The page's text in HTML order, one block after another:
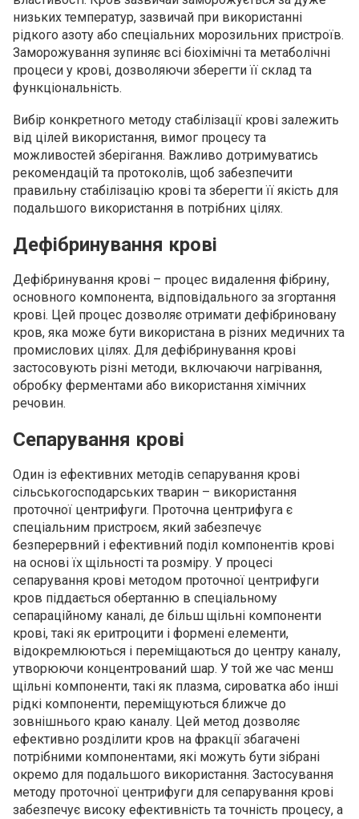
низьких температур, зазвичай при використанні
рідкого азоту або спеціальних морозильних пристроїв.
Заморожування зупиняє всі біохімічні та метаболічні
процеси у крові, дозволяючи зберегти її склад та
функціональність.
Вибір конкретного методу стабілізації крові залежить
від цілей використання, вимог процесу та
можливостей зберігання. Важливо дотримуватись
рекомендацій та протоколів, щоб забезпечити
правильну стабілізацію крові та зберегти її якість для
подальшого використання в потрібних цілях.
Дефібринування крові
Дефібринування крові – процес видалення фібрину,
основного компонента, відповідального за згортання
крові. Цей процес дозволяє отримати дефібриновану
кров, яка може бути використана в різних медичних та
промислових цілях. Для дефібринування крові
застосовують різні методи, включаючи нагрівання,
обробку ферментами або використання хімічних
речовин.
Сепарування крові
Один із ефективних методів сепарування крові
сільськогосподарських тварин – використання
проточної центрифуги. Проточна центрифуга є
спеціальним пристроєм, який забезпечує
безперервний і ефективний поділ компонентів крові
на основі їх щільності та розміру. У процесі
сепарування крові методом проточної центрифуги
кров піддається обертанню в спеціальному
сепараційному каналі, де більш щільні компоненти
крові, такі як еритроцити і формені елементи,
відокремлюються і переміщаються до центру каналу,
утворюючи концентрований шар. У той же час менш
щільні компоненти, такі як плазма, сироватка або інші
рідкі компоненти, переміщуються ближче до
зовнішнього краю каналу. Цей метод дозволяє
ефективно розділити кров на фракції збагачені
потрібними компонентами, які можуть бути зібрані
окремо для подальшого використання. Застосування
методу проточної центрифуги для сепарування крові
забезпечує високу ефективність та точність процесу, а